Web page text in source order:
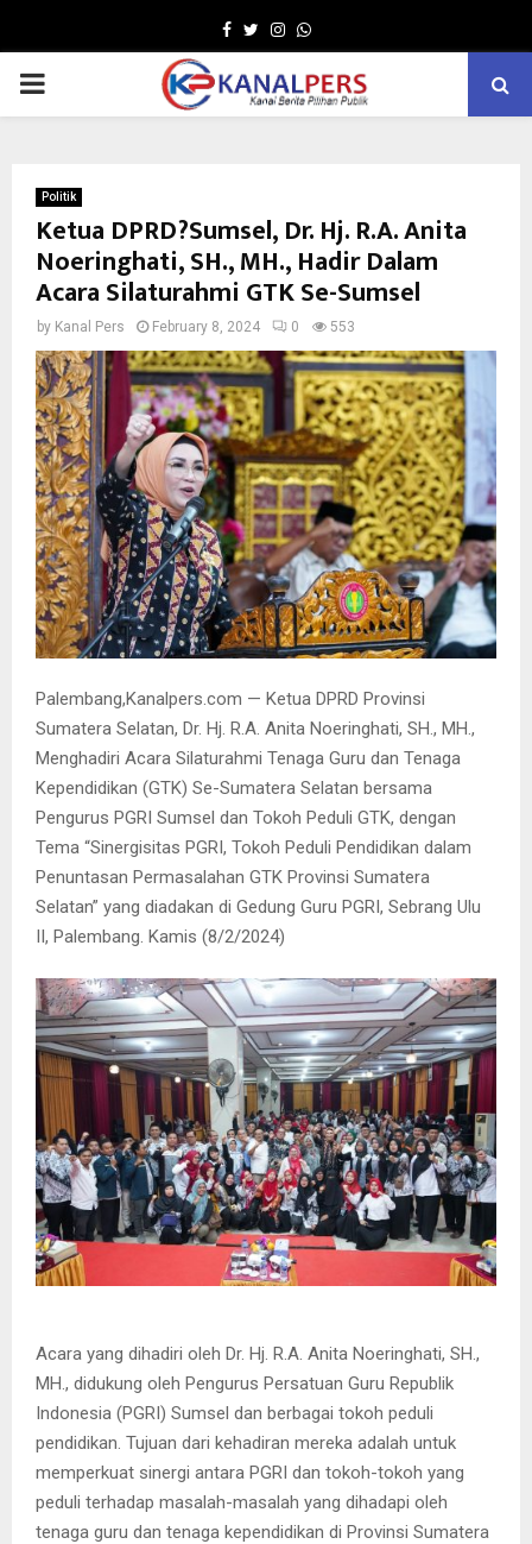
Facebook
TwitterInstagram
Whatsapp
PRIMARY
Politik
Ketua DPRD?Sumsel, Dr. Hj. R.A. Anita
Noeringhati, SH., MH., Hadir Dalam
Acara Silaturahmi GTK Se-Sumsel
by Kanal Pers February 8, 2024 0 553
Palembang,Kanalpers.com — Ketua DPRD Provinsi
Sumatera Selatan, Dr. Hj. R.A. Anita Noeringhati, SH., MH.,
Menghadiri Acara Silaturahmi Tenaga Guru dan Tenaga
Kependidikan (GTK) Se-Sumatera Selatan bersama
Pengurus PGRI Sumsel dan Tokoh Peduli GTK, dengan
Tema “Sinergisitas PGRI, Tokoh Peduli Pendidikan dalam
Penuntasan Permasalahan GTK Provinsi Sumatera
Selatan” yang diadakan di Gedung Guru PGRI, Sebrang Ulu
II, Palembang. Kamis (8/2/2024)
Acara yang dihadiri oleh Dr. Hj. R.A. Anita Noeringhati, SH.,
MH., didukung oleh Pengurus Persatuan Guru Republik
Indonesia (PGRI) Sumsel dan berbagai tokoh peduli
pendidikan. Tujuan dari kehadiran mereka adalah untuk
memperkuat sinergi antara PGRI dan tokoh-tokoh yang
peduli terhadap masalah-masalah yang dihadapi oleh
tenaga guru dan tenaga kependidikan di Provinsi Sumatera